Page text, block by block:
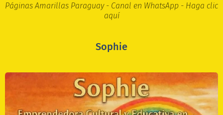
Páginas Amarillas Paraguay - Canal en WhatsApp - Haga clic
aquí
Sophie